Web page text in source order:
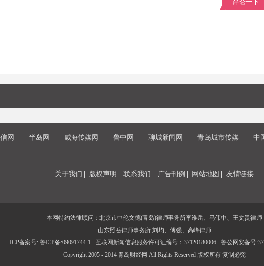
评论一下
信网 半岛网 威海传媒网 鲁中网 聊城新闻网 青岛城市传媒 中
关于我们 版权声明 联系我们 广告刊例 网站地图 友情链接
本网特约法律顾问：北京市中伦文德(青岛)律师事务所李维岳、马伟中、王文贵律师
山东照岳律师事务所 刘均、傅强、高峰律师
ICP备案号: 鲁ICP备:09091744-1
互联网新闻信息服务许可证编号：37120180006
鲁公网安备号
Copyright 2005 - 2014 青岛财经网 All Rights Reserved 版权所有 复制必究